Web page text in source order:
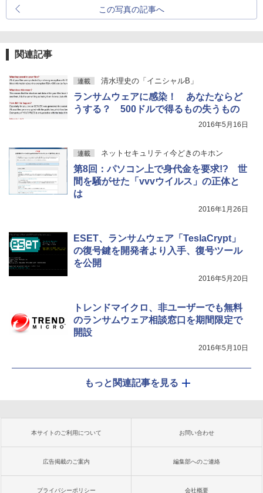
この写真の記事へ
関連記事
連載 清水理史の「イニシャルB」
ランサムウェアに感染！ あなたならど
うする？ 500ドルで得るもの失うもの
2016年5月16日
連載 ネットセキュリティ今どきのキホン
第8回：パソコン上で身代金を要求!? 世
間を騒がせた「vvvウイルス」の正体と
は
2016年1月26日
ESET、ランサムウェア「TeslaCrypt」
の復号鍵を開発者より入手、復号ツール
を公開
2016年5月20日
トレンドマイクロ、非ユーザーでも無料
のランサムウェア相談窓口を期間限定で
開設
2016年5月10日
もっと関連記事を見る
本サイトのご利用について お問い合わせ
広告掲載のご案内 編集部へのご連絡
プライバシーポリシー 会社概要